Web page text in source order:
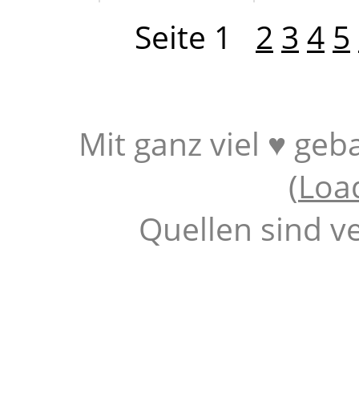
Seite 1 2 3 4 5
Mit ganz viel ♥
(
Quellen sind